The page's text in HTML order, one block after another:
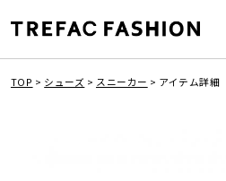
TOP > シューズ > スニーカー > アイテム詳細